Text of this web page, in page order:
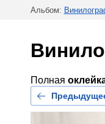
Альбом:
Полная